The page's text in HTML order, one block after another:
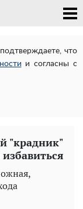
что
и согласны с
"крадник"